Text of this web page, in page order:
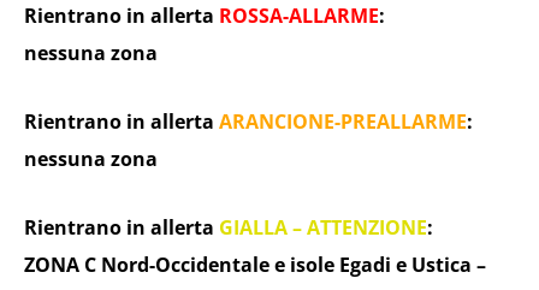
Rientrano in allerta ROSSA-ALLARME:
nessuna zona
Rientrano in allerta ARANCIONE-PREALLARME:
nessuna zona
Rientrano in allerta GIALLA – ATTENZIONE:
ZONA C Nord-Occidentale e isole Egadi e Ustica –